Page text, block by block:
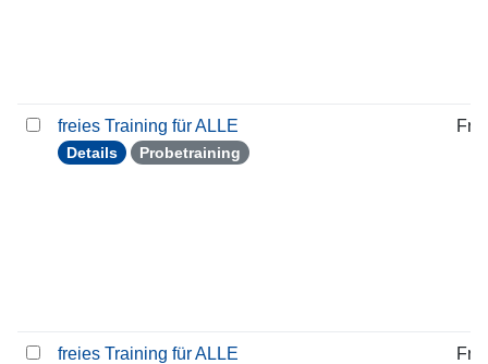
freies Training für ALLE
Details Probetraining
freies Training für ALLE